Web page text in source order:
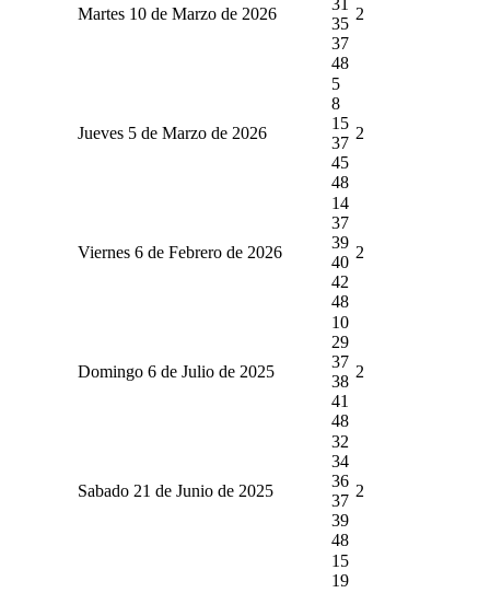
Martes 10 de Marzo de 2026
35
37
48
2
Jueves 5 de Marzo de 2026
5
8
15
37
45
48
2
Viernes 6 de Febrero de 2026
14
37
39
40
42
48
2
Domingo 6 de Julio de 2025
10
29
37
38
41
48
2
Sabado 21 de Junio de 2025
32
34
36
37
39
48
2
15
19